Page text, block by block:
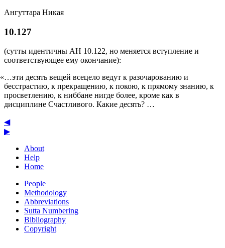
Ангуттара Никая
10.127
(сутты идентичны АН 10.122, но меняется вступление и
соответствующее ему окончание):
«…эти десять вещей всецело ведут к разочарованию и
бесстрастию, к прекращению, к покою, к прямому знанию, к
просветлению, к ниббане нигде более, кроме как в
дисциплине Счастливого. Какие десять? …
◀
▶
About
Help
Home
People
Methodology
Abbreviations
Sutta Numbering
Bibliography
Copyright